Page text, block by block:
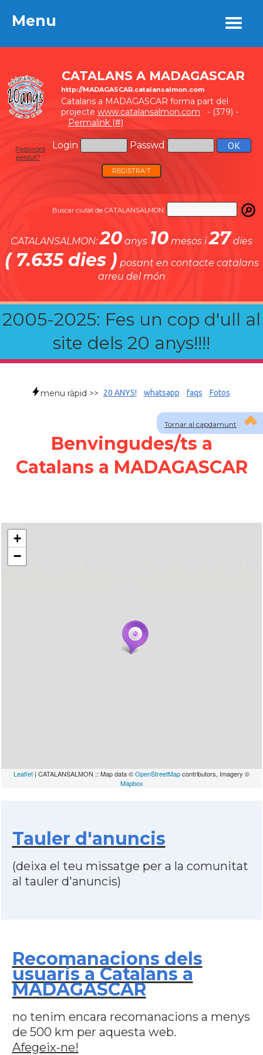
Menu
CATALANS A MADAGASCAR
http://MADAGASCAR.catalansalmon.com
Catalans a MADAGASCAR forma part del
projecte www.catalansalmon.com - (379) -
Permalink (#)
Login Passwd
Password
perdut?
REGISTRA'T
Buscar ciutat de CATALANSALMON:
CATALANSALMON:20 anys 10 mesos i27 dies
( 7.635 dies ) posant en contacte catalans
arreu del món
2005-2025: Fes un cop d'ull al
site dels 20 anys!!!!
Menu
Tornar al capdamunt
menu ràpid >> 20 ANYS! whatsapp faqs Fotos
Benvingudes/ts a
Catalans a MADAGASCAR
... carregant 484 webs... un moment si us
+
−
Leaflet | CATALANSALMON :: Map data ©OpenStreetMapcontributors, Imagery ©
Mapbox
Tauler d'anuncis
(deixa el teu missatge per a la comunitat
al tauler d'anuncis)
Recomanacions dels
usuaris a Catalans a
MADAGASCAR
no tenim encara recomanacions a menys
de 500 km per aquesta web.
Afegeix-ne!